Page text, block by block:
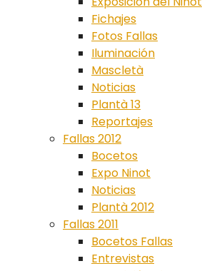
Fichajes
Fotos Fallas
Iluminación
Mascletà
Noticias
Plantà 13
Reportajes
Fallas 2012
Bocetos
Expo Ninot
Noticias
Plantà 2012
Fallas 2011
Bocetos Fallas
Entrevistas